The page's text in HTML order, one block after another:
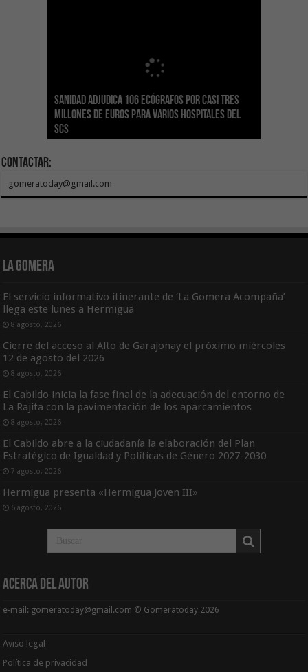
Sanidad adjudica 106 ecógrafos por casi tres
millones de euros para varios hospitales del
SCS
Gesplan logra la máxima puntuación en el
Índice de Transparencia de Canarias por cuarto
año consecutivo
El Gobierno canario concede ayudas del
POSEICAN-Pesca al sector por valor de 7,09 M€
tras aumentar las cuantías
Transición Ecológica coordina con Ashotel su
adhesión a la Red de Refugios Climáticos de
Canarias
Visocan incorpora 170 pisos a su parque de
vivienda protegida en régimen de alquiler
asequible de Tenerife
Sanidad refuerza la capacidad diagnóstica de
los centros de salud con el impulso de la
ecografía clínica
Contactar:
gomeratoday@gmail.com
La Gomera
El servicio informativo itinerante de ‘La Gomera Acompaña’
llega este lunes a Hermigua
8 agosto, 2026
Cierre del acceso al Alto de Garajonay el próximo miércoles
12 de agosto del 2026
8 agosto, 2026
El Cabildo inicia la fase final de la adecuación del entorno de
La Rajita con la pavimentación de los aparcamientos
8 agosto, 2026
El Cabildo abre a la ciudadanía la elaboración del Plan
Estratégico de Igualdad y Políticas de Género 2027-2030
7 agosto, 2026
Hermigua presenta «Hermigua Joven III»
6 agosto, 2026
Acerca del Autor
e-mail: gomeratoday@gmail.com © Gomeratoday 2026
Aviso legal
Política de privacidad